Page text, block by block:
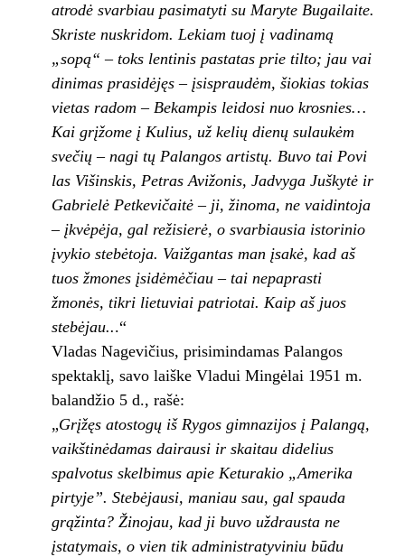
atrodė svarbiau pasimatyti su Maryte Bugailaite.
Skriste nuskridom. Lekiam tuoj į vadinamą
„sopą“ – toks lentinis pastatas prie tilto; jau vai­
dinimas prasidėjęs – įsispraudėm, šiokias tokias
vietas radom – Bekampis leidosi nuo krosnies…
Kai grįžome į Kulius, už kelių dienų sulaukėm
svečių – nagi tų Palangos artistų. Buvo tai Povi­
las Višinskis, Petras Avižonis, Jadvyga Juškytė ir
Gabrielė Petkevičaitė – ji, žinoma, ne vaidinto­ja
– įkvėpėja, gal režisierė, o svarbiausia istori­nio
įvykio stebėtoja. Vaižgantas man įsakė, kad aš
tuos žmones įsidėmėčiau – tai nepaprasti
žmonės, tikri lietuviai patrio­tai. Kaip aš juos
stebėjau...“
Vladas Na­gevičius, prisimindamas Palangos
spektaklį, savo laiške Vladui Mingėlai 1951 m.
balandžio 5 d., rašė:
„Grįžęs atosto­gų iš Rygos gimnazijos į Palangą,
vaikštinėda­mas dairausi ir skaitau didelius
spalvotus skel­bimus apie Keturakio „Amerika
pirtyje”. Stebė­jausi, maniau sau, gal spauda
grąžinta? Žino­jau, kad ji buvo uždrausta ne
įstatymais, o vien tik administratyviniu būdu